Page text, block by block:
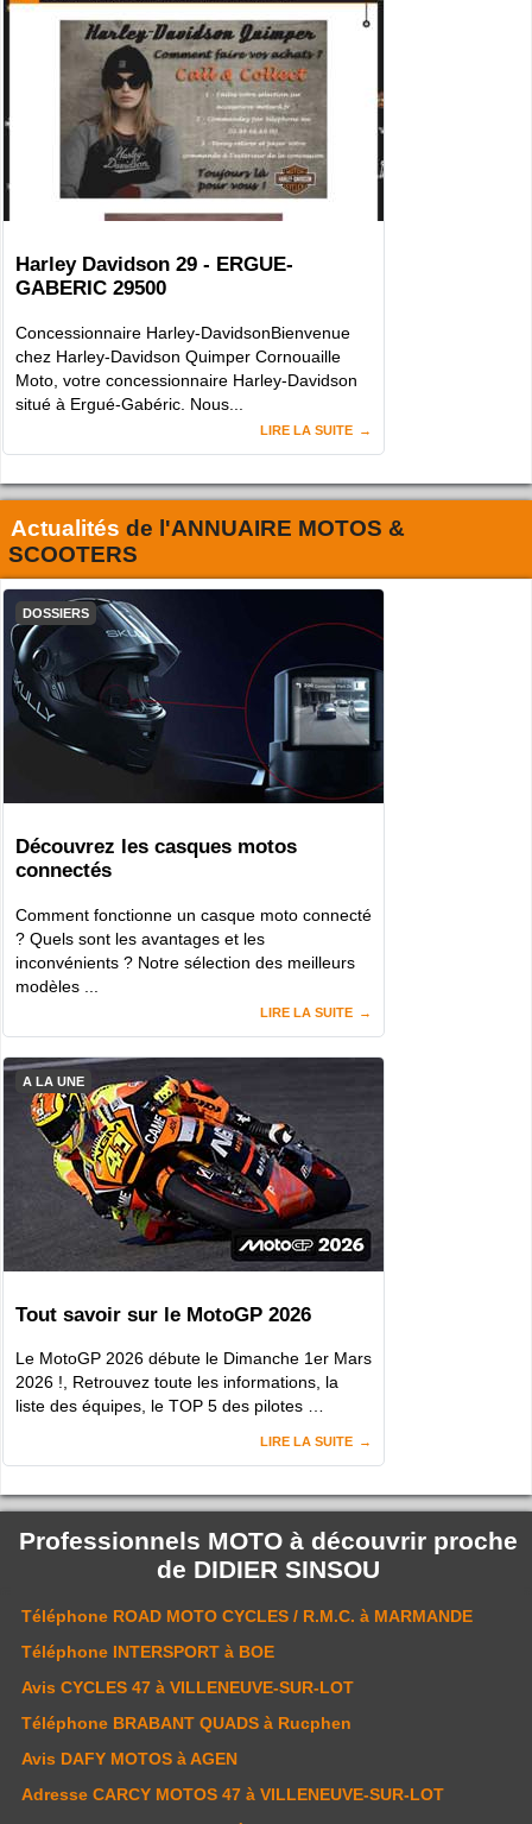
Harley Davidson 29 - ERGUE-
GABERIC 29500
Concessionnaire Harley-DavidsonBienvenue
chez Harley-Davidson Quimper Cornouaille
Moto, votre concessionnaire Harley-Davidson
situé à Ergué-Gabéric. Nous...
LIRE LA SUITE
Actualités de l'ANNUAIRE MOTOS &
SCOOTERS
DOSSIERS
Découvrez les casques motos
connectés
Comment fonctionne un casque moto connecté
? Quels sont les avantages et les
inconvénients ? Notre sélection des meilleurs
modèles ...
LIRE LA SUITE
A LA UNE
Tout savoir sur le MotoGP 2026
Le MotoGP 2026 débute le Dimanche 1er Mars
2026 !, Retrouvez toute les informations, la
liste des équipes, le TOP 5 des pilotes …
LIRE LA SUITE
Professionnels MOTO à découvrir proche
de DIDIER SINSOU
Téléphone ROAD MOTO CYCLES / R.M.C. à MARMANDE
Téléphone INTERSPORT à BOE
Avis CYCLES 47 à VILLENEUVE-SUR-LOT
Téléphone BRABANT QUADS à Rucphen
Avis DAFY MOTOS à AGEN
Adresse CARCY MOTOS 47 à VILLENEUVE-SUR-LOT